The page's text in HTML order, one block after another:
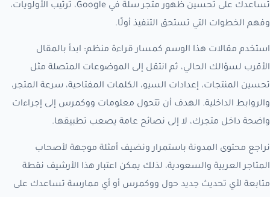
تساعدك على تحسين ظهور متجر سلة في Google، ترتيب الأولويات،
وفهم الخطوات التي تستحق التنفيذ أولًا.
استخدم مقالات هذا الوسم كمسار قراءة منظم: ابدأ بالمقال
الأقرب لسؤالك الحالي، ثم انتقل إلى الموضوعات المتصلة مثل
تحسين المنتجات، إعدادات السيو، الكلمات المفتاحية، سرعة المتجر،
والروابط الداخلية. الهدف أن تتحول معلومات ووكمرس إلى إجراءات
واضحة داخل متجرك، لا إلى نصائح عامة يصعب تطبيقها.
نراجع محتوى المدونة باستمرار ونضيف أمثلة موجهة لأصحاب
المتاجر العربية والسعودية، لذلك يمكن اعتبار هذا الأرشيف نقطة
متابعة لأي تحديث جديد حول ووكمرس أو أي ممارسة تساعدك على